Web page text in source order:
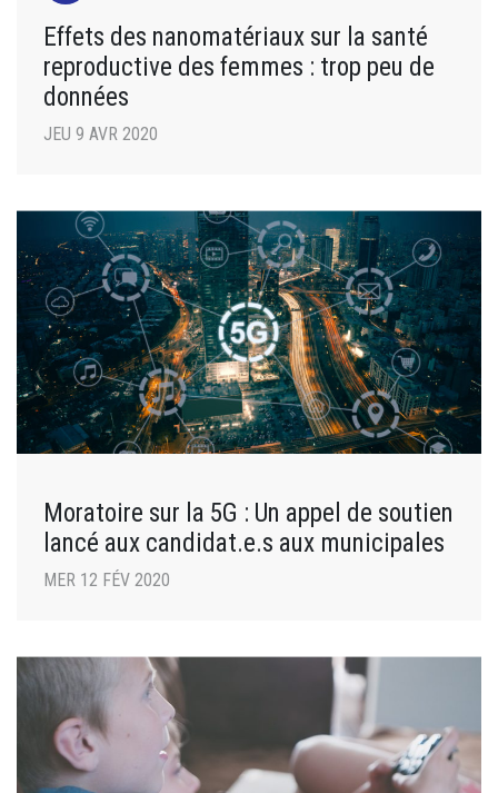
Effets des nanomatériaux sur la santé
reproductive des femmes : trop peu de
données
JEU 9 AVR 2020
Moratoire sur la 5G : Un appel de soutien
lancé aux candidat.e.s aux municipales
MER 12 FÉV 2020